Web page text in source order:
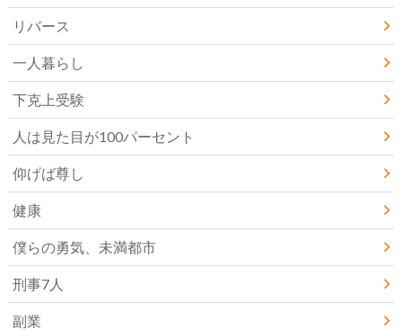
リバース
一人暮らし
下克上受験
人は見た目が100パーセント
仰げば尊し
健康
僕らの勇気、未満都市
刑事7人
副業